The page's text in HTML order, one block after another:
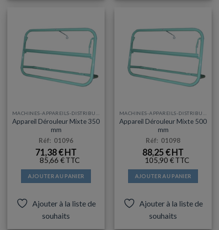
Appareil Dérouleur Mixte 350
mm
Réf: 01096
71,38€
85,66 €
AJOUTER AU PANIER
Ajouter à la liste de
souhaits
Appareil Dérouleur Mixte 500
mm
Réf: 01098
88,25€
105,90 €
AJOUTER AU PANIER
Ajouter à la liste de
souhaits